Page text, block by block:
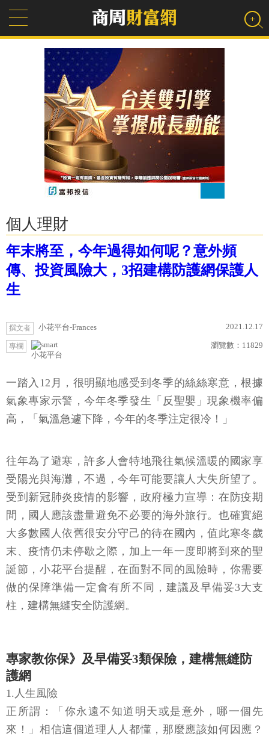
個人理財
年末將至，今年過得如何呢？意外頻
傳、投資風險大，3招建構防護網保護人
生
撰文者 小花平台-Frances 2021.12.17
專欄
小花平台
瀏覽數： 11829
一踏入12月，很明顯地感受到冬季的絲絲寒意，根據
氣象專家示警，今年冬季發生「反聖嬰」現象機率偏
高，「氣溫急遽下降，今年的冬季注定很冷！」
往年為了避寒，許多人會特地飛往氣候溫暖的國家享
受陽光與海灘，不過，今年可能要讓人大失所望了。
受到新冠肺炎疫情的影響，政府極力宣導：在防疫期
間，國人應該盡量避免不必要的海外旅行。也確實絕
大多數國人依舊很安分守己的待在國內，值此寒冬歲
末、疫情仍未停歇之際，加上一年一度即將到來的聖
誕節，小花平台提醒，在面對不同的風險時，你需要
做的保障準備一定會有所不同，建議及早備妥3大支
柱，建構無縫安全防護網。
專家教你保》及早備妥3類保險，建構無縫防
護網
1.人生風險
正所謂：「你永遠不知道明天或是意外，哪一個先
來！」相信這個道理人人都懂，那麼應該如何因應？